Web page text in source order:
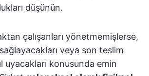
düşünün.
çalışanları yönetmemişlerse,
veya son teslim
uyacakları konusunda emin